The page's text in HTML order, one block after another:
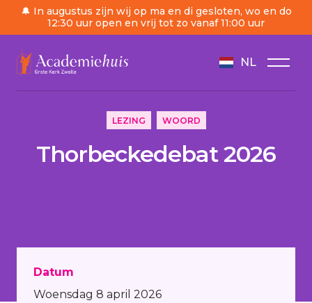
🔔 In augustus zijn wij op ma en di gesloten, wo en do
12:30 uur open en vrij tot zo vanaf 11:00 uur
NL
/ Agenda
LEZING WOORD
Thorbeckedebat 2026
Datum
Woensdag 8 april 2026